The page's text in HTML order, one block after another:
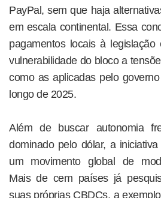
PayPal, sem que haja
em escala continental. Essa
pagamentos locais à
vulnerabilidade do bloco a
como as aplicadas pelo
longo de 2025.
Além de buscar autonomia
dominado pelo dólar, a
um movimento global de
Mais de cem países já
suas próprias CBDCs, a